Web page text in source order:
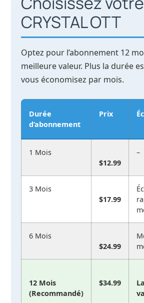
CRYSTAL OTT
Optez pour l’abonnement 12
meilleure valeur. Plus la durée
vous économisez par mois.
Durée
d’abonnement
Prix
1 Mois
$12.99
–
3 Mois
$17.99
6 Mois
$24.99
12 Mois
(Recommandé)
$34.99